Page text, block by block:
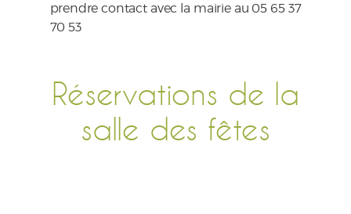
prendre contact avec la mairie au 05 65 37
70 53
Réservations de la
salle des fêtes